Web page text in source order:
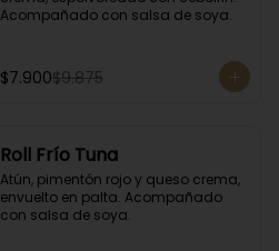
Acompañado con salsa de soya.
$7.900$9.875
Roll Frío Tuna
Atún, pimentón rojo y queso crema,
envuelto en palta. Acompañado
con salsa de soya.